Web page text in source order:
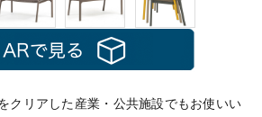
クリアした産業・公共施設でもお使いい